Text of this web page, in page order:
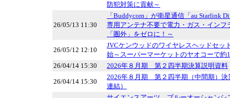
防犯対策に貢献～
26/05/13 11:30
「Buddycom」が衛星通信「au Starlink
専用アンテナ不要で電力・ガス・インフ
「圏外」をゼロに！～
26/05/12 12:10
JVCケンウッドのワイヤレスヘッドセッ
始～スーパーマーケットのヤオコーで約
26/04/14 15:30
2026年８月期 第２四半期決算説明資料
26/04/14 15:30
2026年８月期 第２四半期（中間期）決
連結）